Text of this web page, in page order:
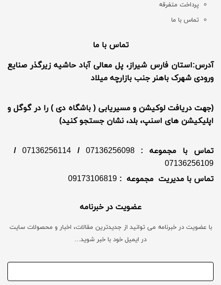
پرداخت متفرقه
تماس با ما
تماس با ما
آدرس:استان فارس شیراز، پل معالی آباد حاشیه زیرگذر صنایع
ورودی شهرک باهنر جنب بازارچه میلاد
(جهت دریافت لوکیشن و مسیریابی ( باشگاه دی ) را در گوگل و
اپلیکیشن های اسنپ، بلد، نشان جستجو کنید)
تماس با مجموعه :07136256098
/
07136256114
/
07136256109
تماس با مدیریت مجموعه : 09173106819
عضویت در خبرنامه
با عضویت در خبرنامه می توانید از جدیدترین مقالات، اخبار و محصولات سایت
در ایمیل خود با خبر شوید...